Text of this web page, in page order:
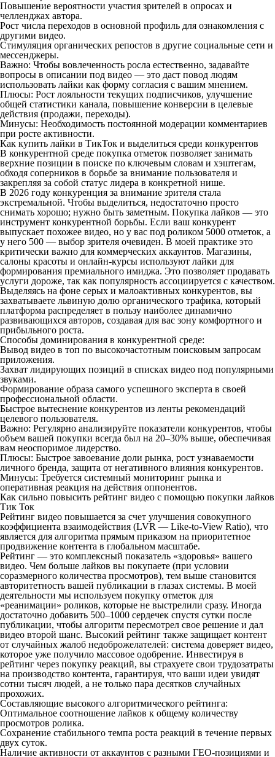
Повышение вероятности участия зрителей в опросах и
челленджах автора.
Рост числа переходов в основной профиль для ознакомления с
другими видео.
Стимуляция органических репостов в другие социальные сети и
мессенджеры.
Важно: Чтобы вовлеченность росла естественно, задавайте
вопросы в описании под видео — это даст повод людям
использовать лайки как форму согласия с вашим мнением.
Плюсы: Рост лояльности текущих подписчиков, улучшение
общей статистики канала, повышение конверсии в целевые
действия (продажи, переходы).
Минусы: Необходимость постоянной модерации комментариев
при росте активности.
Как купить лайки в ТикТок и выделиться среди конкурентов
В конкурентной среде покупка отметок позволяет занимать
верхние позиции в поиске по ключевым словам и хэштегам,
обходя соперников в борьбе за внимание пользователя и
закрепляя за собой статус лидера в конкретной нише.
В 2026 году конкуренция за внимание зрителя стала
экстремальной. Чтобы выделиться, недостаточно просто
снимать хорошо; нужно быть заметным. Покупка лайков — это
инструмент конкурентной борьбы. Если ваш конкурент
выпускает похожее видео, но у вас под роликом 5000 отметок, а
у него 500 — выбор зрителя очевиден. В моей практике это
критически важно для коммерческих аккаунтов. Магазины,
салоны красоты и онлайн-курсы используют лайки для
формирования премиального имиджа. Это позволяет продавать
услуги дороже, так как популярность ассоциируется с качеством.
Выделяясь на фоне серых и малоактивных конкурентов, вы
захватываете львиную долю органического трафика, который
платформа распределяет в пользу наиболее динамично
развивающихся авторов, создавая для вас зону комфортного и
прибыльного роста.
Способы доминирования в конкурентной среде:
Вывод видео в топ по высокочастотным поисковым запросам
приложения.
Захват лидирующих позиций в списках видео под популярными
звуками.
Формирование образа самого успешного эксперта в своей
профессиональной области.
Быстрое вытеснение конкурентов из ленты рекомендаций
целевого пользователя.
Важно: Регулярно анализируйте показатели конкурентов, чтобы
объем вашей покупки всегда был на 20–30% выше, обеспечивая
вам неоспоримое лидерство.
Плюсы: Быстрое завоевание доли рынка, рост узнаваемости
личного бренда, защита от негативного влияния конкурентов.
Минусы: Требуется системный мониторинг рынка и
оперативная реакция на действия оппонентов.
Как сильно повысить рейтинг видео с помощью покупки лайков
Тик Ток
Рейтинг видео повышается за счет улучшения совокупного
коэффициента взаимодействия (LVR — Like-to-View Ratio), что
является для алгоритма прямым приказом на приоритетное
продвижение контента в глобальном масштабе.
Рейтинг — это комплексный показатель «здоровья» вашего
видео. Чем больше лайков вы покупаете (при условии
соразмерного количества просмотров), тем выше становится
авторитетность вашей публикации в глазах системы. В моей
деятельности мы используем покупку отметок для
«реанимации» роликов, которые не выстрелили сразу. Иногда
достаточно добавить 500–1000 сердечек спустя сутки после
публикации, чтобы алгоритм пересмотрел свое решение и дал
видео второй шанс. Высокий рейтинг также защищает контент
от случайных жалоб недоброжелателей: система доверяет видео,
которое уже получило массовое одобрение. Инвестируя в
рейтинг через покупку реакций, вы страхуете свои трудозатраты
на производство контента, гарантируя, что ваши идеи увидят
сотни тысяч людей, а не только пара десятков случайных
прохожих.
Составляющие высокого алгоритмического рейтинга:
Оптимальное соотношение лайков к общему количеству
просмотров ролика.
Сохранение стабильного темпа роста реакций в течение первых
двух суток.
Наличие активности от аккаунтов с разными ГЕО-позициями и